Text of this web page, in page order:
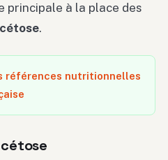
principale à la place des
cétose.
références nutritionnelles